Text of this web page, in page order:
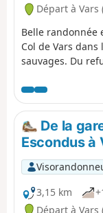
Départ à Vars
Belle randonnée
Col de Vars
sauvages. Du
de Pra Gela et le
côté Ouest à la
Vars les Claux.
De la
Escondus à
3,15 km
Départ à Vars